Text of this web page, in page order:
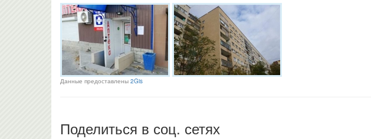
Данные предоставлены 2Gis
Поделиться в соц. сетях